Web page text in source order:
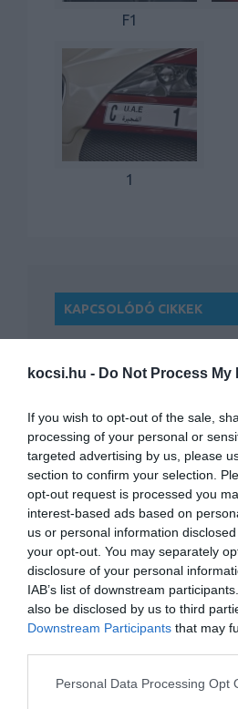
kocsi.hu - Do Not Process
If you wish to opt-out of the sale,
processing of your personal or
targeted advertising by us, please
section to confirm your selection.
opt-out request is processed you
interest-based ads based on
us or personal information
your opt-out. You may separately
disclosure of your personal
IAB’s list of downstream
also be disclosed by us to third
Downstream Participants that may
Please note that this website/app
Personal Data Processing Opt
F1
1
KAPCSOLÓDÓ CIKKEK
Egyedi Peugeot-t
Ken Block Gymkhana